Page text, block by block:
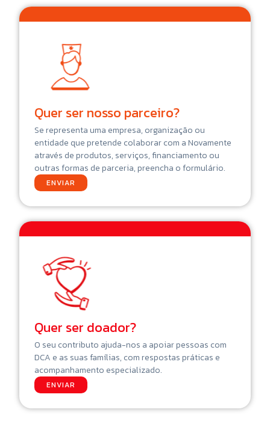
Quer ser nosso parceiro?
Se representa uma empresa, organização ou
entidade que pretende colaborar com a Novamente
através de produtos, serviços, financiamento ou
outras formas de parceria, preencha o formulário.
ENVIAR
Quer ser doador?
O seu contributo ajuda-nos a apoiar pessoas com
DCA e as suas famílias, com respostas práticas e
acompanhamento especializado.
ENVIAR